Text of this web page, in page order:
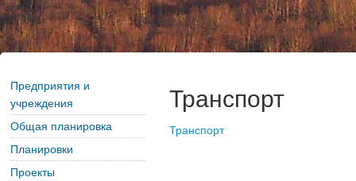
Предприятия и
учреждения
Общая планировка
Планировки
Проекты
Транспорт
Транспорт